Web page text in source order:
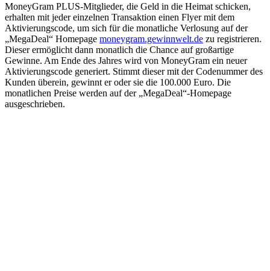
MoneyGram PLUS-Mitglieder, die Geld in die Heimat schicken,
erhalten mit jeder einzelnen Transaktion einen Flyer mit dem
Aktivierungscode, um sich für die monatliche Verlosung auf der
„MegaDeal“ Homepage moneygram.gewinnwelt.de zu registrieren.
Dieser ermöglicht dann monatlich die Chance auf großartige
Gewinne. Am Ende des Jahres wird von MoneyGram ein neuer
Aktivierungscode generiert. Stimmt dieser mit der Codenummer des
Kunden überein, gewinnt er oder sie die 100.000 Euro. Die
monatlichen Preise werden auf der „MegaDeal“-Homepage
ausgeschrieben.